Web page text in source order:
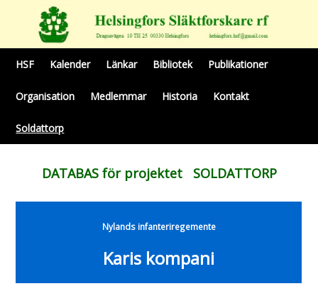
HSF Kalender Länkar Bibliotek Publikationer
Organisation Medlemmar Historia Kontakt
Soldattorp
DATABAS för projektet SOLDATTORP
Nylands infanteriregemente
Karis kompani